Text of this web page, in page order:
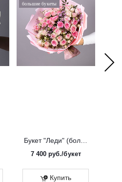
большие букеты
Букет "Леди" (большой)
7 400 руб./букет
Купить